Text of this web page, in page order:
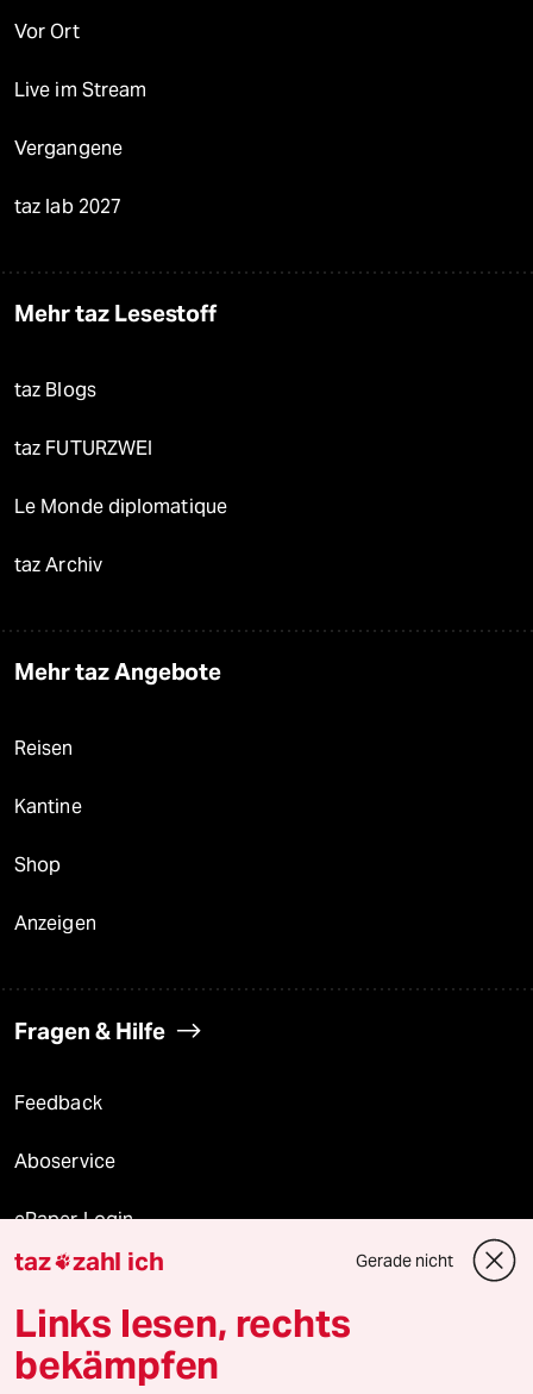
Vor Ort
Live im Stream
Vergangene
taz lab 2027
Mehr taz Lesestoff
taz Blogs
taz FUTURZWEI
Le Monde diplomatique
taz Archiv
Mehr taz Angebote
Reisen
Kantine
Shop
Anzeigen
Fragen & Hilfe
Feedback
Aboservice
ePaper Login
Downloads für Abonnierende
© 2026 taz Verlags und Vertriebs GmbH
taz zahl ich Gerade nicht
Links lesen, rechts
bekämpfen